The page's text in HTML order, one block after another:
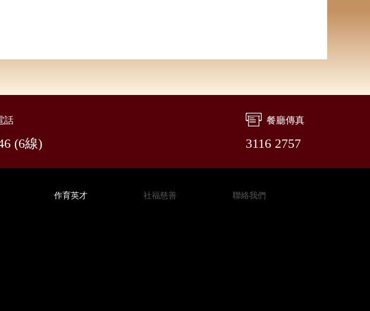
話
(6線)
餐廳傳真
3116 2757
作育英才 社福慈善 聯絡我們